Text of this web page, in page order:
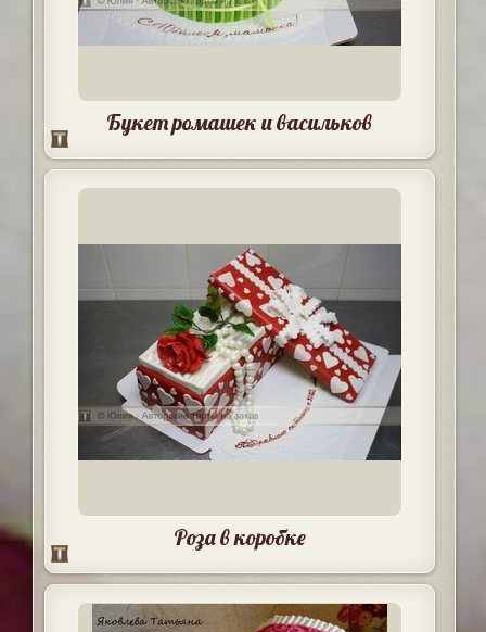
Букет ромашек и васильков
Роза в коробке